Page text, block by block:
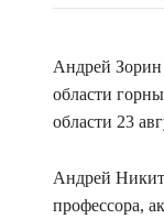
Андрей
области
области 23
Андрей
профессора,